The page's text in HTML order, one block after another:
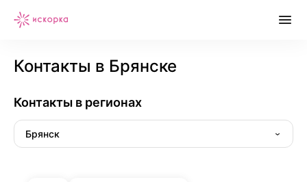
Контакты в Брянске
Контакты в регионах
Брянск